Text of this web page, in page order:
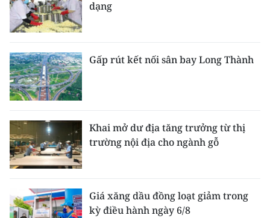
dạng
Gấp rút kết nối sân bay Long Thành
Khai mở dư địa tăng trưởng từ thị
trường nội địa cho ngành gỗ
Giá xăng dầu đồng loạt giảm trong
kỳ điều hành ngày 6/8